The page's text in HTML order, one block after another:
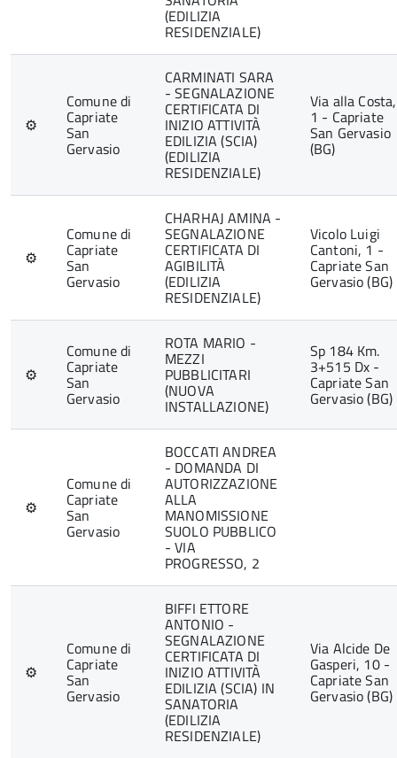
(EDILIZIA
RESIDENZIALE)
⚙
Comune di
Capriate
San
Gervasio
CARMINATI SARA
- SEGNALAZIONE
CERTIFICATA DI
INIZIO ATTIVITÀ
EDILIZIA (SCIA)
(EDILIZIA
RESIDENZIALE)
Via alla Costa,
1 - Capriate
San Gervasio
(BG)
⚙
Comune di
Capriate
San
Gervasio
CHARHAJ AMINA -
SEGNALAZIONE
CERTIFICATA DI
AGIBILITÀ
(EDILIZIA
RESIDENZIALE)
Vicolo Luigi
Cantoni, 1 -
Capriate San
Gervasio (BG)
⚙
Comune di
Capriate
San
Gervasio
ROTA MARIO -
MEZZI
PUBBLICITARI
(NUOVA
INSTALLAZIONE)
Sp 184 Km.
3+515 Dx -
Capriate San
Gervasio (BG)
⚙
Comune di
Capriate
San
Gervasio
BOCCATI ANDREA
- DOMANDA DI
AUTORIZZAZIONE
ALLA
MANOMISSIONE
SUOLO PUBBLICO
- VIA
PROGRESSO, 2
⚙
Comune di
Capriate
San
Gervasio
BIFFI ETTORE
ANTONIO -
SEGNALAZIONE
CERTIFICATA DI
INIZIO ATTIVITÀ
EDILIZIA (SCIA) IN
SANATORIA
(EDILIZIA
RESIDENZIALE)
Via Alcide De
Gasperi, 10 -
Capriate San
Gervasio (BG)